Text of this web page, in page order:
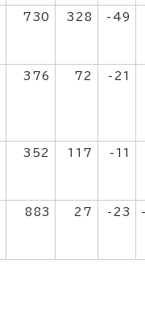
730 328 -49
376 72 -21
352 117 -11
883 27 -23